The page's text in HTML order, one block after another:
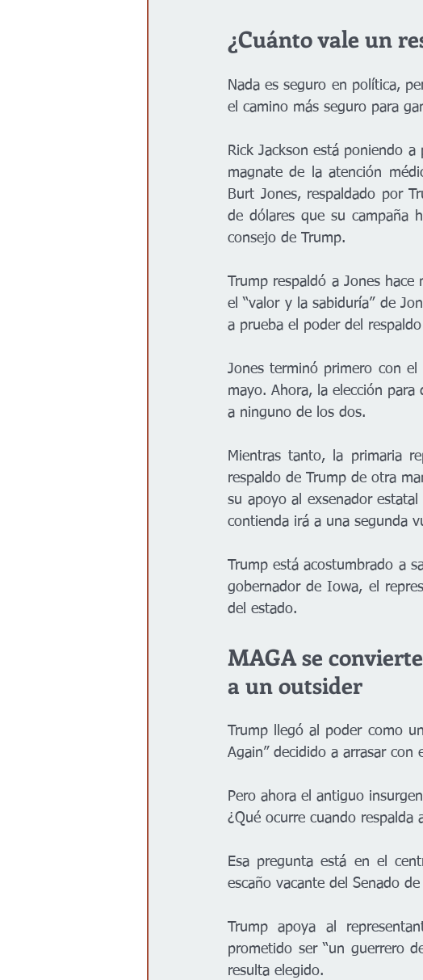
¿Cuánto vale un
Nada es seguro en política,
el camino más seguro para
Rick Jackson está poniendo
magnate de la atención
Burt Jones, respaldado por
de dólares que su campaña
consejo de Trump.
Trump respaldó a Jones
el “valor y la sabiduría” de
a prueba el poder del
Jones terminó primero con
mayo. Ahora, la elección
a ninguno de los dos.
Mientras tanto, la primaria
respaldo de Trump de otra
su apoyo al exsenador
contienda irá a una segunda
Trump está acostumbrado a
gobernador de Iowa, el
del estado.
MAGA se
a un outsider
Trump llegó al poder como
Again” decidido a arrasar con
Pero ahora el antiguo
¿Qué ocurre cuando respalda
Esa pregunta está en el
escaño vacante del Senado de
Trump apoya al
prometido ser “un guerrero
resulta elegido.